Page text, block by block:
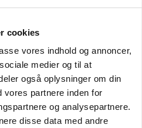
cookies
vores indhold og annoncer,
medier og til at
også oplysninger om din
vores partnere inden for
og analysepartnere.
disse data med andre
skårlægger afprøves i år
på elefantgræs